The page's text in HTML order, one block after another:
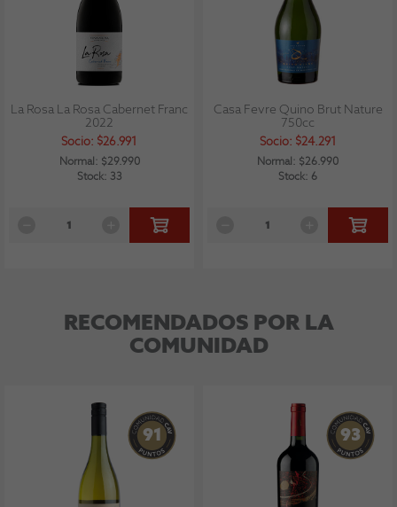
La Rosa La Rosa Cabernet Franc
2022
Socio: $26.991
Normal: $29.990
Stock: 33
Casa Fevre Quino Brut Nature
750cc
Socio: $24.291
Normal: $26.990
Stock: 6
RECOMENDADOS POR LA
COMUNIDAD
91 93